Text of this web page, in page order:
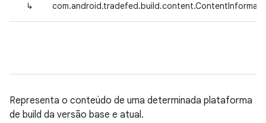
↳
Representa o conteúdo de uma determinada plataforma
de build da versão base e atual.